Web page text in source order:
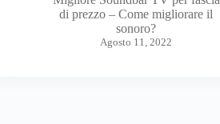
di prezzo – Come migliorare il
sonoro?
Agosto 11, 2022